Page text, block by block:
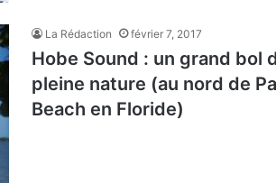
La Rédaction février 7, 2017
Hobe Sound : un grand bol
pleine nature (au nord de
Beach en Floride)